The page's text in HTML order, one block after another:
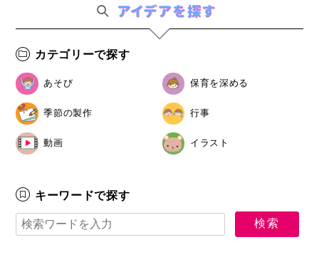
カテゴリーで探す
あそび 保育を深める
季節の製作 行事
動画 イラスト
キーワードで探す